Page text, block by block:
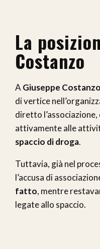
La
Costanzo
A Giuseppe Costanzo
di vertice
diretto
attivamente alle
spaccio di droga.
Tuttavia, già nel
l’accusa di
fatto, mentre
legate allo spaccio.